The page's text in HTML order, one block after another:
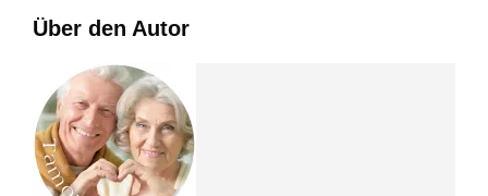
Über den Autor